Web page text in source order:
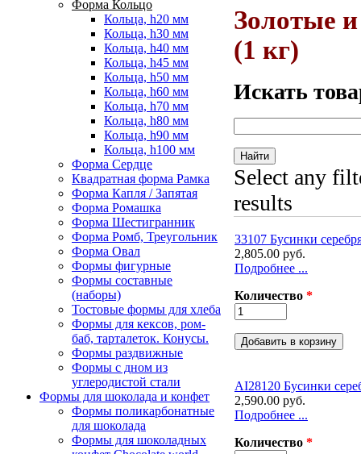
Форма Кольцо
Кольца, h20 мм
Кольца, h30 мм
Кольца, h40 мм
Кольца, h45 мм
Кольца, h50 мм
Кольца, h60 мм
Кольца, h70 мм
Кольца, h80 мм
Кольца, h90 мм
Кольца, h100 мм
Форма Сердце
Квадратная форма Рамка
Форма Капля / Запятая
Форма Ромашка
Форма Шестигранник
Форма Ромб, Треугольник
Форма Овал
Формы фигурные
Формы составные
(наборы)
Тостовые формы для хлеба
Формы для кексов, ром-
баб, тарталеток. Конусы.
Формы раздвижные
Формы с дном из
углеродистой стали
Формы для шоколада и конфет
Формы поликарбонатные
для шоколада
Формы для шоколадных
Золотые
(1 кг)
Искать
Select any
results
33107 Бусинки
2,805.00 руб.
Подробнее ...
Количество *
AI28120 Бусинки
2,590.00 руб.
Подробнее ...
Количество *